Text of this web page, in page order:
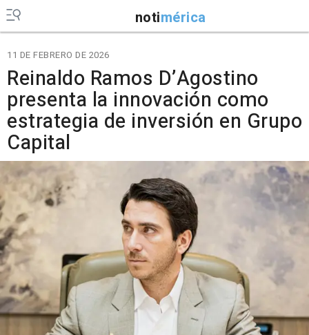
notimérica
11 DE FEBRERO DE 2026
Reinaldo Ramos D’Agostino
presenta la innovación como
estrategia de inversión en Grupo
Capital